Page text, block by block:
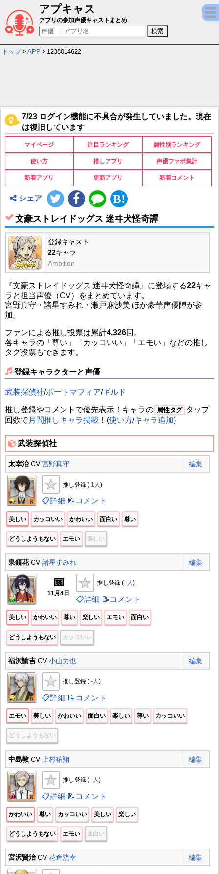
アプキャス
文豪ストレイドッグス 迷ヰ犬怪奇譚 キャラ
アプリの参加声優キャストまとめ
トップ > APP > 1238014622
7/23 ログイン機能に不具合が発生していました。現在
は復旧しています
マイページ 注目ランキング 属性別ランキング
使い方 推しアプリ 声優ファボ集計
新着アプリ 更新アプリ 新着コメント
シェア
文豪ストレイドッグス 迷ヰ犬怪奇譚
登録キャスト
22キャラ
Ambition
『文豪ストレイドッグス 迷ヰ犬怪奇譚』に登場する22キャ
ラと担当声優（CV）をまとめています。
宮野真守・諸星すみれ・瀬戸麻沙美 ほか豪華声優陣が参
加。
ファンによる推し投票は累計4,326回。
各キャラの「尊い」「カッコいい」「エモい」などの推し
タグ投票もできます。
登録キャラクターと声優
武装探偵社/ポートマフィア/ギルド
推し登録やコメントで優先表示！キャラの 属性タグ
タップ
回数で月間推しキャラ掲載！(使い方/キャラ追加)
武装探偵社
太宰治CV宮野真守 編集
推し登録 ( 1人 )
📋詳細 📝コメント
美しい カッコいい かわいい 面白い 尊い
どうしようもない エモい 楽しい
泉鏡花CV諸星すみれ 編集
📅
11月4日
推し登録 ( -人)
📋詳細 📝コメント
美しい かわいい 尊い 楽しい エモい 面白い
どうしようもない カッコいい
福沢諭吉CV小山力也 編集
推し登録 ( -人)
📋詳細 📝コメント
エモい 美しい かわいい 面白い 楽しい 尊い カッコいい
どうしようもない
中島敦CV 上村祐翔 編集
推し登録 ( -人)
📋詳細 📝コメント
かわいい 尊い カッコいい 美しい 楽しい
どうしようもない エモい 面白い
宮沢賢治CV花倉洸幸 編集